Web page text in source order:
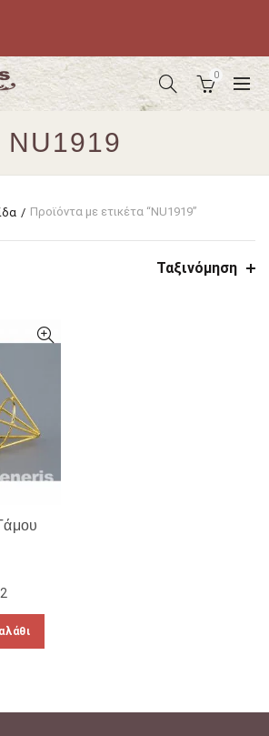
0
NU1919
Προϊόντα με ετικέτα “NU1919”
Ταξινόμηση